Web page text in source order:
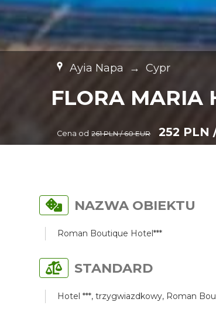
Ayia Napa → Cypr
FLORA MARIA
Cena od 261 PLN / 60 EUR 252 PLN
NAZWA OBIEKTU
Roman Boutique Hotel***
STANDARD
Hotel ***, trzygwiazdkowy, Roman